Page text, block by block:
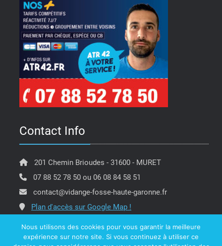
Contact Info
201 Chemin Brioudes - 31600 - MURET
07 88 52 78 50 ou 06 08 84 58 51
contact@vidange-fosse-haute-garonne.fr
Plan d'accès sur Google Map !
Nous utilisons des cookies pour vous garantir la meilleure
expérience sur notre site. Si vous continuez à utiliser ce